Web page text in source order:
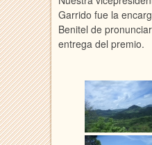
Garrido fue la
Benitel de
entrega del premio.